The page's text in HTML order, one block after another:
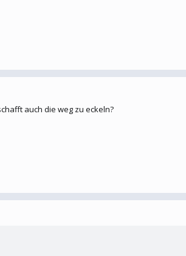
auch die weg zu eckeln?